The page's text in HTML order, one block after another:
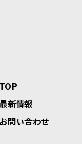
TOP
最新情報
お問い合わせ